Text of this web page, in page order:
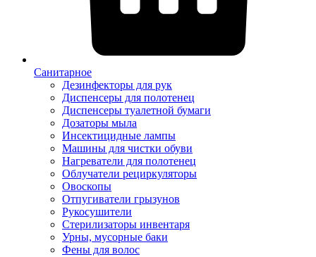
Санитарное
Дезинфекторы для рук
Диспенсеры для полотенец
Диспенсеры туалетной бумаги
Дозаторы мыла
Инсектицидные лампы
Машины для чистки обуви
Нагреватели для полотенец
Облучатели рециркуляторы
Овоскопы
Отпугиватели грызунов
Рукосушители
Стерилизаторы инвентаря
Урны, мусорные баки
Фены для волос